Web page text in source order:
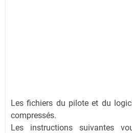
Les fichiers du pilote et du
compressés.
Les instructions suivantes